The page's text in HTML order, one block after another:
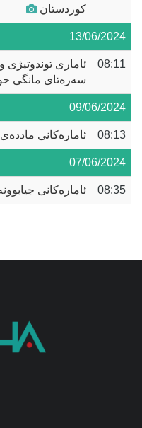
کوردستان
13/06/2024
08:11
ئاماری توندوتیژی
سەرەتای مانگی
09/06/2024
08:13 ئامارەکانی
07/06/2024
08:35 ئامارەکانی جیابوونەوە